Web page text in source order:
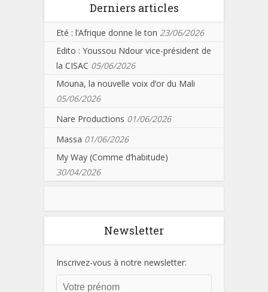
Derniers articles
Eté : l’Afrique donne le ton 23/06/2026
Edito : Youssou Ndour vice-président de
la CISAC 05/06/2026
Mouna, la nouvelle voix d’or du Mali
05/06/2026
Nare Productions 01/06/2026
Massa 01/06/2026
My Way (Comme d’habitude)
30/04/2026
Newsletter
Inscrivez-vous à notre newsletter: